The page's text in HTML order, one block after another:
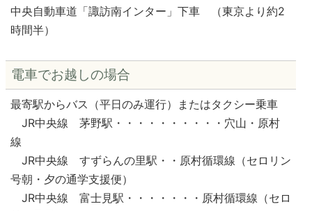
中央自動車道「諏訪南インター」下車 （東京より約2
時間半）
電車でお越しの場合
最寄駅からバス（平日のみ運行）またはタクシー乗車
JR中央線 茅野駅・・・・・・・・・・穴山・原村
線
JR中央線 すずらんの里駅・・原村循環線（セロリン
号朝・夕の通学支援便）
JR中央線 富士見駅・・・・・・・原村循環線（セロ